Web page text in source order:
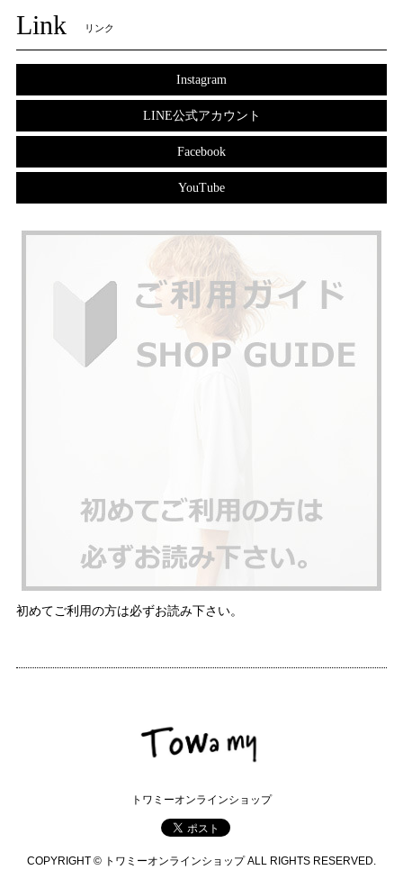
Link リンク
Instagram
LINE公式アカウント
Facebook
YouTube
初めてご利用の方は必ずお読み下さい。
トワミーオンラインショップ
COPYRIGHT © トワミーオンラインショップ ALL RIGHTS RESERVED.